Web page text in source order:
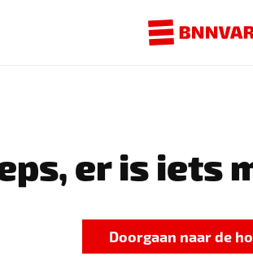
er is iets
Doorgaan naar de